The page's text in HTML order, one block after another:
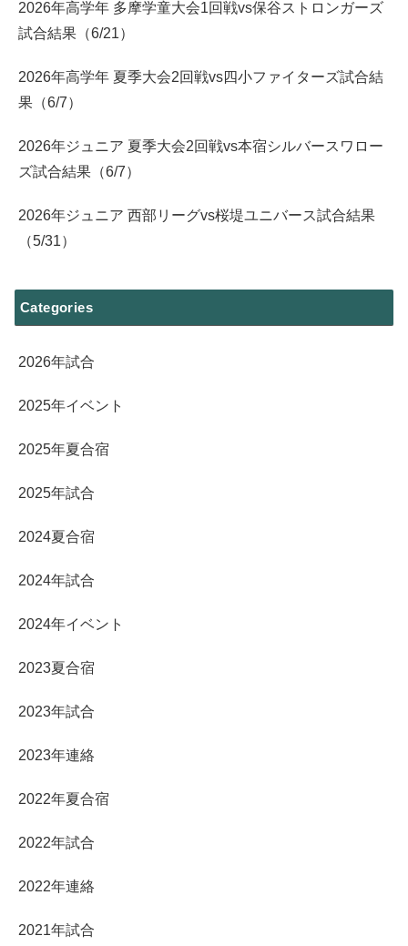
2026年高学年 多摩学童大会1回戦vs保谷ストロンガーズ
試合結果（6/21）
2026年高学年 夏季大会2回戦vs四小ファイターズ試合結
果（6/7）
2026年ジュニア 夏季大会2回戦vs本宿シルバースワロー
ズ試合結果（6/7）
2026年ジュニア 西部リーグvs桜堤ユニバース試合結果
（5/31）
Categories
2026年試合
2025年イベント
2025年夏合宿
2025年試合
2024夏合宿
2024年試合
2024年イベント
2023夏合宿
2023年試合
2023年連絡
2022年夏合宿
2022年試合
2022年連絡
2021年試合